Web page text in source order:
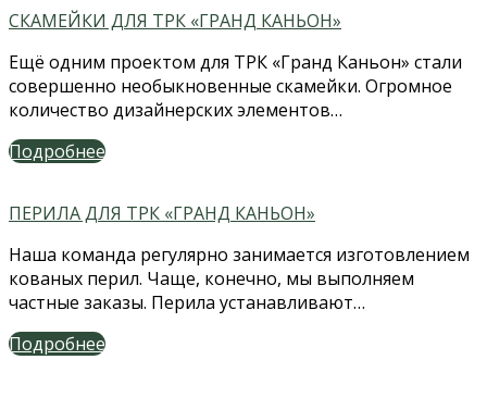
СКАМЕЙКИ ДЛЯ ТРК «ГРАНД КАНЬОН»
Ещё одним проектом для ТРК «Гранд Каньон» стали
совершенно необыкновенные скамейки. Огромное
количество дизайнерских элементов…
Подробнее
ПЕРИЛА ДЛЯ ТРК «ГРАНД КАНЬОН»
Наша команда регулярно занимается изготовлением
кованых перил. Чаще, конечно, мы выполняем
частные заказы. Перила устанавливают…
Подробнее